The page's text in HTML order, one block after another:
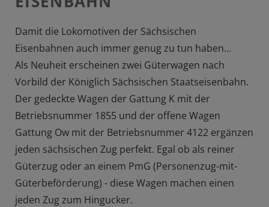
Damit die Lokomotiven der Sächsischen
Eisenbahnen auch immer genug zu tun haben...
Als Neuheit erscheinen zwei Güterwagen nach
Vorbild der Königlich Sächsischen Staatseisenbahn.
Der gedeckte Wagen der Gattung K mit der
Betriebsnummer 1855 und der offene Wagen
Gattung Ow mit der Betriebsnummer 4122 ergänzen
jeden sächsischen Zug perfekt. Egal ob als reiner
Güterzug oder an einem PmG (Personenzug-mit-
Güterbeförderung) - diese Wagen machen einen
jeden Zug zum Hingucker.